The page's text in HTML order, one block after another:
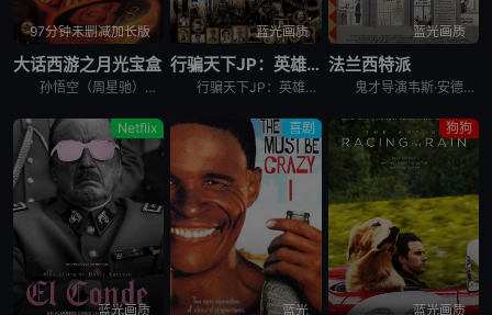
97分钟未删减加长版
大话西游之月光宝盒
孙悟空（周星驰）护送唐三藏（罗家英）去西天取经路上，与牛魔王合谋欲杀害唐三藏，并偷走了月光宝盒，此举使观音萌生将其铲除心思，经唐三藏请求，孙悟空被判五百年后重新投胎做人赎其罪孽。五百年后孙悟空化身
蓝光画质
行骗天下JP：英雄篇
行骗天下JP：英雄篇 映画コンフィデンスマンJP 英雄編是2022年日本喜剧电影。信用诈欺师系列继香港、马来西亚，第三部电影版将舞台拉到了欧洲！ &nbs
蓝光画质
法兰西特派
鬼才导演韦斯·安德森众所瞩目的《法兰西特派週报》，故事从二十世纪法国一间美国报社萌芽，一家驻法国城市的美国杂志社，将一段又一段的精彩故事放送给世人。藉由三则引人入胜的专题报导，带著观众展开冒险奇想
Netflix
蓝光画质
喜剧
蓝光
狗狗
蓝光画质